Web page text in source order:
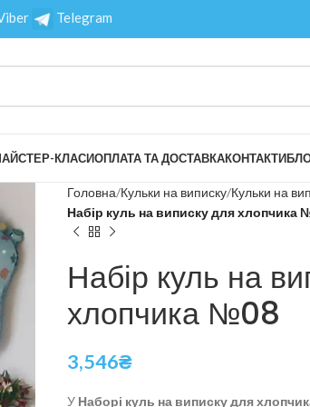
Telegram
КЛАСИОПЛАТА ТА ДОСТАВКАКОНТАКТИ
Головна Кульки на виписку Кульки на
Набір куль на виписку для хлопчика
Набір куль на
хлопчика №08
3,546₴
У Наборі куль на виписку для